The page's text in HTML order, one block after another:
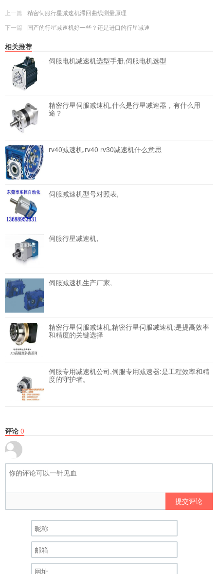
上一篇
精密伺服行星减速机滞回曲线测量原理
下一篇
国产的行星减速机好一些？还是进口的行星减速
相关推荐
伺服电机减速机选型手册,伺服电机选型
精密行星伺服减速机,什么是行星减速器，有什么用
途？
rv40减速机,rv40 rv30减速机什么意思
伺服减速机型号对照表,
伺服行星减速机,
伺服减速机生产厂家,
精密行星伺服减速机,精密行星伺服减速机:是提高效率
和精度的关键选择
伺服专用减速机公司,伺服专用减速器:是工程效率和精
度的守护者。
评论 0
提交评论